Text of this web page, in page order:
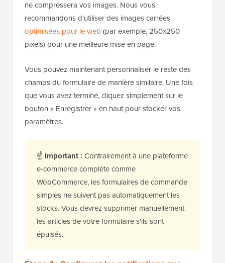
ne compressera vos images. Nous vous
recommandons d'utiliser des images carrées
optimisées pour le web (par exemple, 250x250
pixels) pour une meilleure mise en page.
Vous pouvez maintenant personnaliser le reste des
champs du formulaire de manière similaire. Une fois
que vous avez terminé, cliquez simplement sur le
bouton « Enregistrer » en haut pour stocker vos
paramètres.
☝ Important : Contrairement à une plateforme
e-commerce complète comme
WooCommerce, les formulaires de commande
simples ne suivent pas automatiquement les
stocks. Vous devrez supprimer manuellement
les articles de votre formulaire s'ils sont
épuisés.